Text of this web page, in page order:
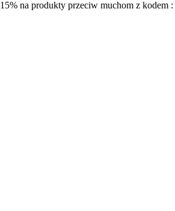
15% na produkty przeciw muchom z kodem :